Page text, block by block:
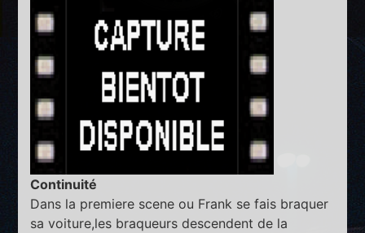
Continuité
Dans la premiere scene ou Frank se fais braquer
sa voiture,les braqueurs descendent de la